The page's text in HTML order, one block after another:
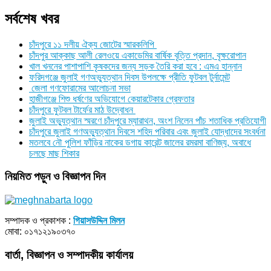
সর্বশেষ খবর
চাঁদপুরে ১১ দলীয় ঐক্য জোটের স্মারকলিপি
চাঁদপুর আক্কাছ আলী রেলওয়ে একাডেমির বার্ষিক বৃত্তি প্রদান, বৃক্ষরোপান
খাল খননের পাশাপাশি কৃষকদের জন্য সড়ক তৈরি করা হবে : এমএ হান্নান
ফরিদগঞ্জে জুলাই গণঅভ্যুত্থান দিবস উপলক্ষে প্রীতি ফুটবল টুর্নামেন্ট
জেলা গণফোরামের আলোচনা সভা
হাজীগঞ্জে শিশু ধর্ষণের অভিযোগে কেয়ারটেকার গ্রেফতার
চাঁদপুরে ফুটবল টার্ফের মাঠ উদ্বোধন
জুলাই অভ্যুত্থান স্মরণে চাঁদপুরে ম্যারাথন, অংশ নিলেন পাঁচ শতাধিক প্রতিযোগী
চাঁদপুরে জুলাই গণঅভ্যুত্থান দিবসে শহিদ পরিবার এবং জুলাই যোদ্ধাদের সংবর্ধনা
মতলবে নৌ পুলিশ ফাঁড়ির নাকের ডগায় কারেন্ট জালের রমরমা বাণিজ্য, অবাধে
চলছে মাছ শিকার
নিয়মিত পড়ুন ও বিজ্ঞাপন দিন
সম্পাদক ও প্রকাশক : গিয়াসউদ্দিন মিলন
মোবা: ০১৭১২১৯০৩৭০
বার্তা, বিজ্ঞাপন ও সম্পাদকীয় কার্যালয়